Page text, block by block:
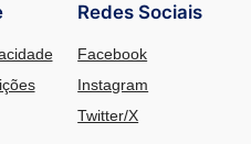
Redes Sociais
Facebook
Instagram
Twitter/X